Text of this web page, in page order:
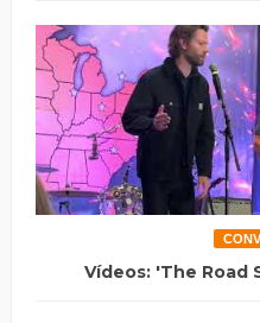
Vídeos: 'The Road